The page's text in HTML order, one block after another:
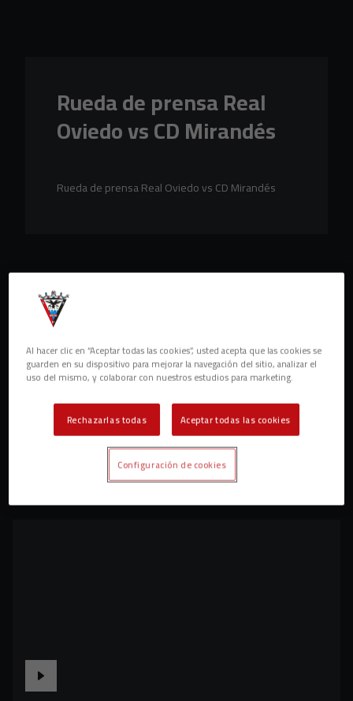
Rueda de prensa Real
Oviedo vs CD Mirandés
Rueda de prensa Real Oviedo vs CD Mirandés
Al hacer clic en “Aceptar todas las cookies”, usted acepta que las cookies se
guarden en su dispositivo para mejorar la navegación del sitio, analizar el
uso del mismo, y colaborar con nuestros estudios para marketing.
Rechazarlas todas Aceptar todas las cookies
Configuración de cookies